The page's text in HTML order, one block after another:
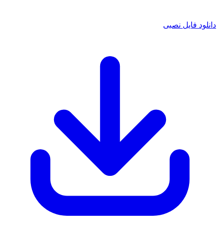
دانلود فایل نصبی